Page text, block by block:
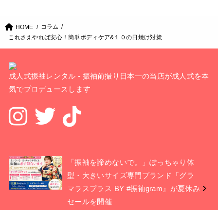
HOME
コラム
これさえやれば安心！簡単ボディケア&１０の日焼け対策
成人式振袖レンタル - 振袖前撮り日本一の当店が成人式を本
気でプロデュースします
「振袖を諦めないで。」ぽっちゃり体
型・大きいサイズ専門ブランド『グラ
マラスプラス BY #振袖gram』が夏休み
セールを開催